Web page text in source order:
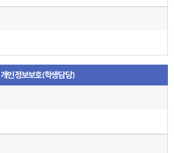
개인정보보호(학생담당)